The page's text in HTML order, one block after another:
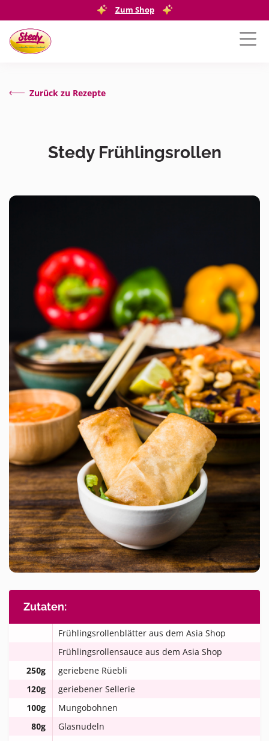
Zum Shop
Zurück zu Rezepte
Stedy Frühlingsrollen
Zutaten:
Frühlingsrollenblätter aus dem Asia Shop
Frühlingsrollensauce aus dem Asia Shop
250g
geriebene Rüebli
120g
geriebener Sellerie
100g
Mungobohnen
80g
Glasnudeln